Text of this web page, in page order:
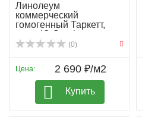
Линолеум
коммерческий
гомогенный Таркетт,
колл. iQ Granit...
(0)
Цена: 2 690 ₽/м2
Купить